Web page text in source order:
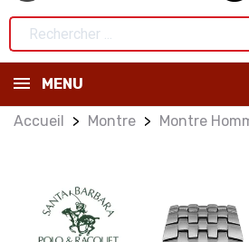
MENU
Accueil Montre Montre